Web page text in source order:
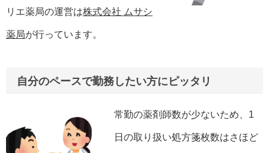
リエ薬局の運営は株式会社 ムサシ
薬局が行っています。
自分のペースで勤務したい方にピッタリ
常勤の薬剤師数が少ないため、1
日の取り扱い処方箋枚数はさほど